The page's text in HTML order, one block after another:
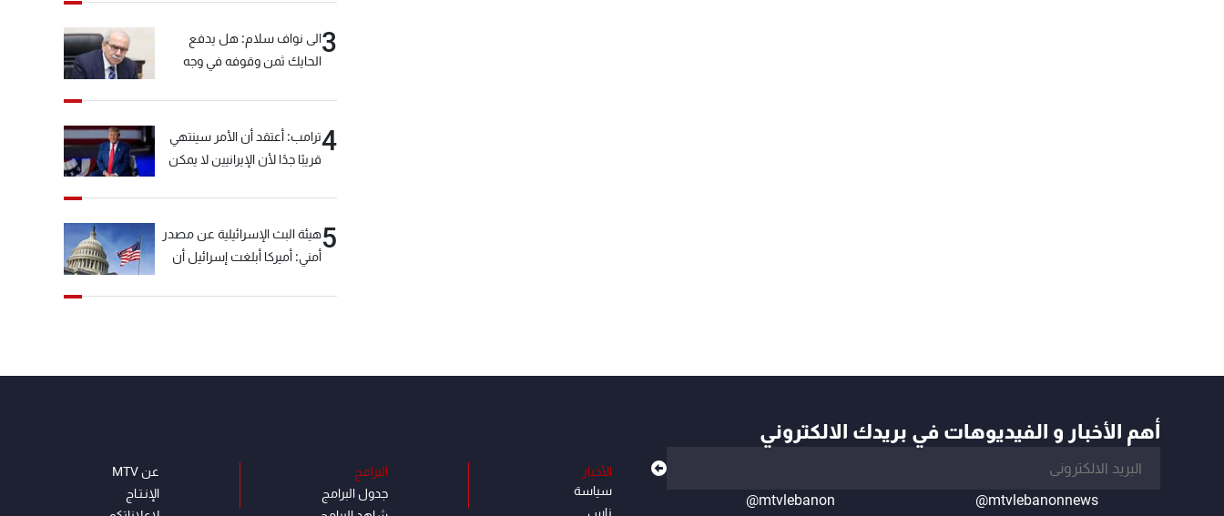
3الى نواف سلام: هل يدفع
الحايك ثمن وقوفه في وجه
4ترامب: أعتقد أن الأمر سينتهي
قريبًا جدًا لأن الإيرانيين لا يمكن
5هيئة البث الإسرائيلية عن مصدر
أمني: أميركا أبلغت إسرائيل أن
أهم الأخبار و الفيديوهات في بريدك الالكتروني
@mtvlebanonnews
@mtvlebanon
الأخبار
سياسة
ناس
البرامج
جدول البرامج
عن MTV
الإنـتـاج